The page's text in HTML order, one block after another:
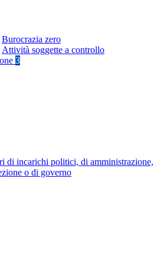
Burocrazia zero
Attività soggette a controllo
3
di incarichi politici, di amministrazione,
o di governo